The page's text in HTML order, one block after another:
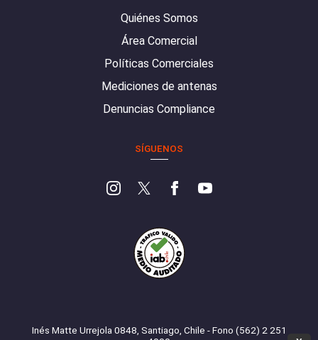
Quiénes Somos
Área Comercial
Políticas Comerciales
Mediciones de antenas
Denuncias Compliance
SÍGUENOS
Inés Matte Urrejola 0848, Santiago, Chile - Fono (562) 2 251